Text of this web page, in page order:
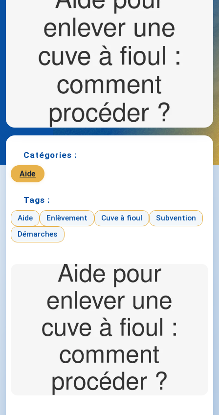
Catégories :
Aide
Tags :
Aide Enlèvement Cuve à fioul
Subvention
Démarches